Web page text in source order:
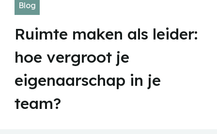
Blog
Ruimte maken als leider:
hoe vergroot je
eigenaarschap in je
team?